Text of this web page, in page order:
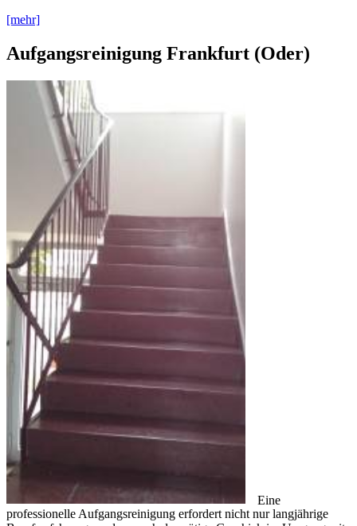
[mehr]
Aufgangsreinigung Frankfurt (Oder)
Eine
professionelle Aufgangsreinigung erfordert nicht nur langjährige